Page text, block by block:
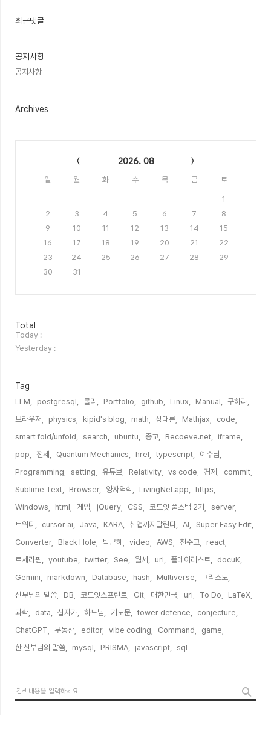
인
최근댓글
공지사항
공지사항
Archives
2026. 08
일 월 화 수 목 금 토
1
2
3 4 5 6 7
8
9
10 11 12 13 14
15
16
17 18 19 20 21
22
23
24 25 26 27 28
29
30
31
방
문
자
수
Total
Today :
Yesterday :
Tag
LLM, postgresql, 물리, Portfolio, github, Linux, Manual,
구하라,
브라우저,
physics, kipid's blog, math, 상대론, Mathjax,
code,
smart fold/unfold,
search, ubuntu, 종교, Recoeve.net,
iframe,
pop,
전세, Quantum Mechanics, href, typescript,
예수님,
Programming,
setting, 유튜브, Relativity, vs code, 경제,
commit,
Sublime Text,
Browser, 양자역학, LivingNet.app,
https,
Windows,
html, 게임, jQuery, CSS, 코드잇 풀스택 2기,
server,
트위터,
cursor ai, Java, KARA, 취업까지달린다, AI,
Super Easy Edit,
Converter,
Black Hole, 박근혜, video, AWS, 천주교,
react,
르세라핌,
youtube, twitter, See, 월세, url, 플레이리스트,
docuK,
Gemini,
markdown, Database, hash, Multiverse,
그리스도,
신부님의 말씀,
DB, 코드잇스프린트, Git, 대한민국, uri, To Do,
LaTeX,
과학,
data, 십자가, 하느님, 기도문, tower defence,
conjecture,
ChatGPT,
부동산, editor, vibe coding, Command,
game,
한 신부님의 말씀,
mysql, PRISMA, javascript, sql,